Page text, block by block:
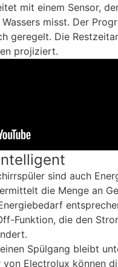
mit einem Sensor,
misst. Der
geregelt. Die
projiziert.
sind auch
die Menge an
Funktion, die den
Spülgang bleibt
von Electrolux können